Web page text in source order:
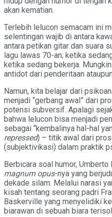
akan kematian.
Terlebih lelucon semacam ini
selentingan wajib di antara
antara petikan gitar dan suara
lagu lawas 70-an; ketika
ketika sedang bekerja.
antidot dari penderitaan
Namun, kita belajar dari
menjadi “gerbang awal” dari
potensi subversif. Apalagi
bahwa lelucon bisa menjadi
sebagai “kembalinya hal-hal
repressed) – titik awal dari
(subjektivikasi) dalam praktik
Berbicara soal humor, Umberto
magnum opus-nya yang
dekade silam. Melalui narasi
kisah tentang seorang padri
Baskerville yang menyelidiki
biarawan di sebuah biara